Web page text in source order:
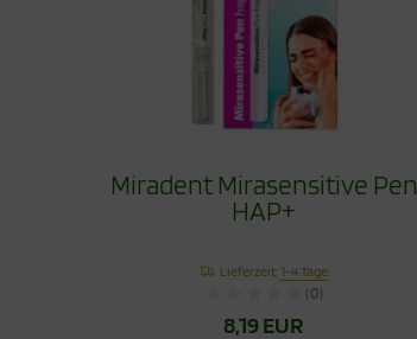
Miradent Mirasensitive Pen
HAP+
Lieferzeit:1-4 Tage
(0)
8,19 EUR